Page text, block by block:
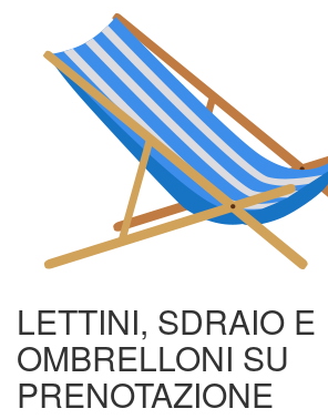
LETTINI, SDRAIO E
OMBRELLONI SU
PRENOTAZIONE